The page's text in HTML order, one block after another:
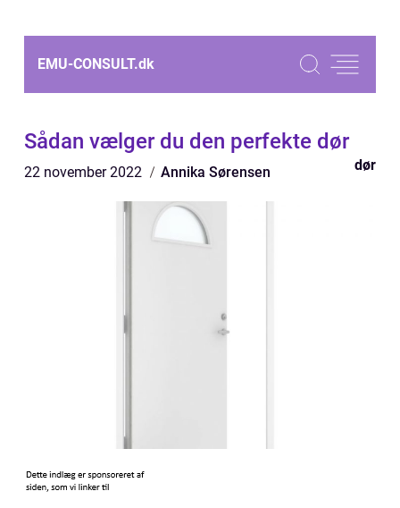
EMU-CONSULT.dk
Sådan vælger du den perfekte dør
22 november 2022 Annika Sørensen dør